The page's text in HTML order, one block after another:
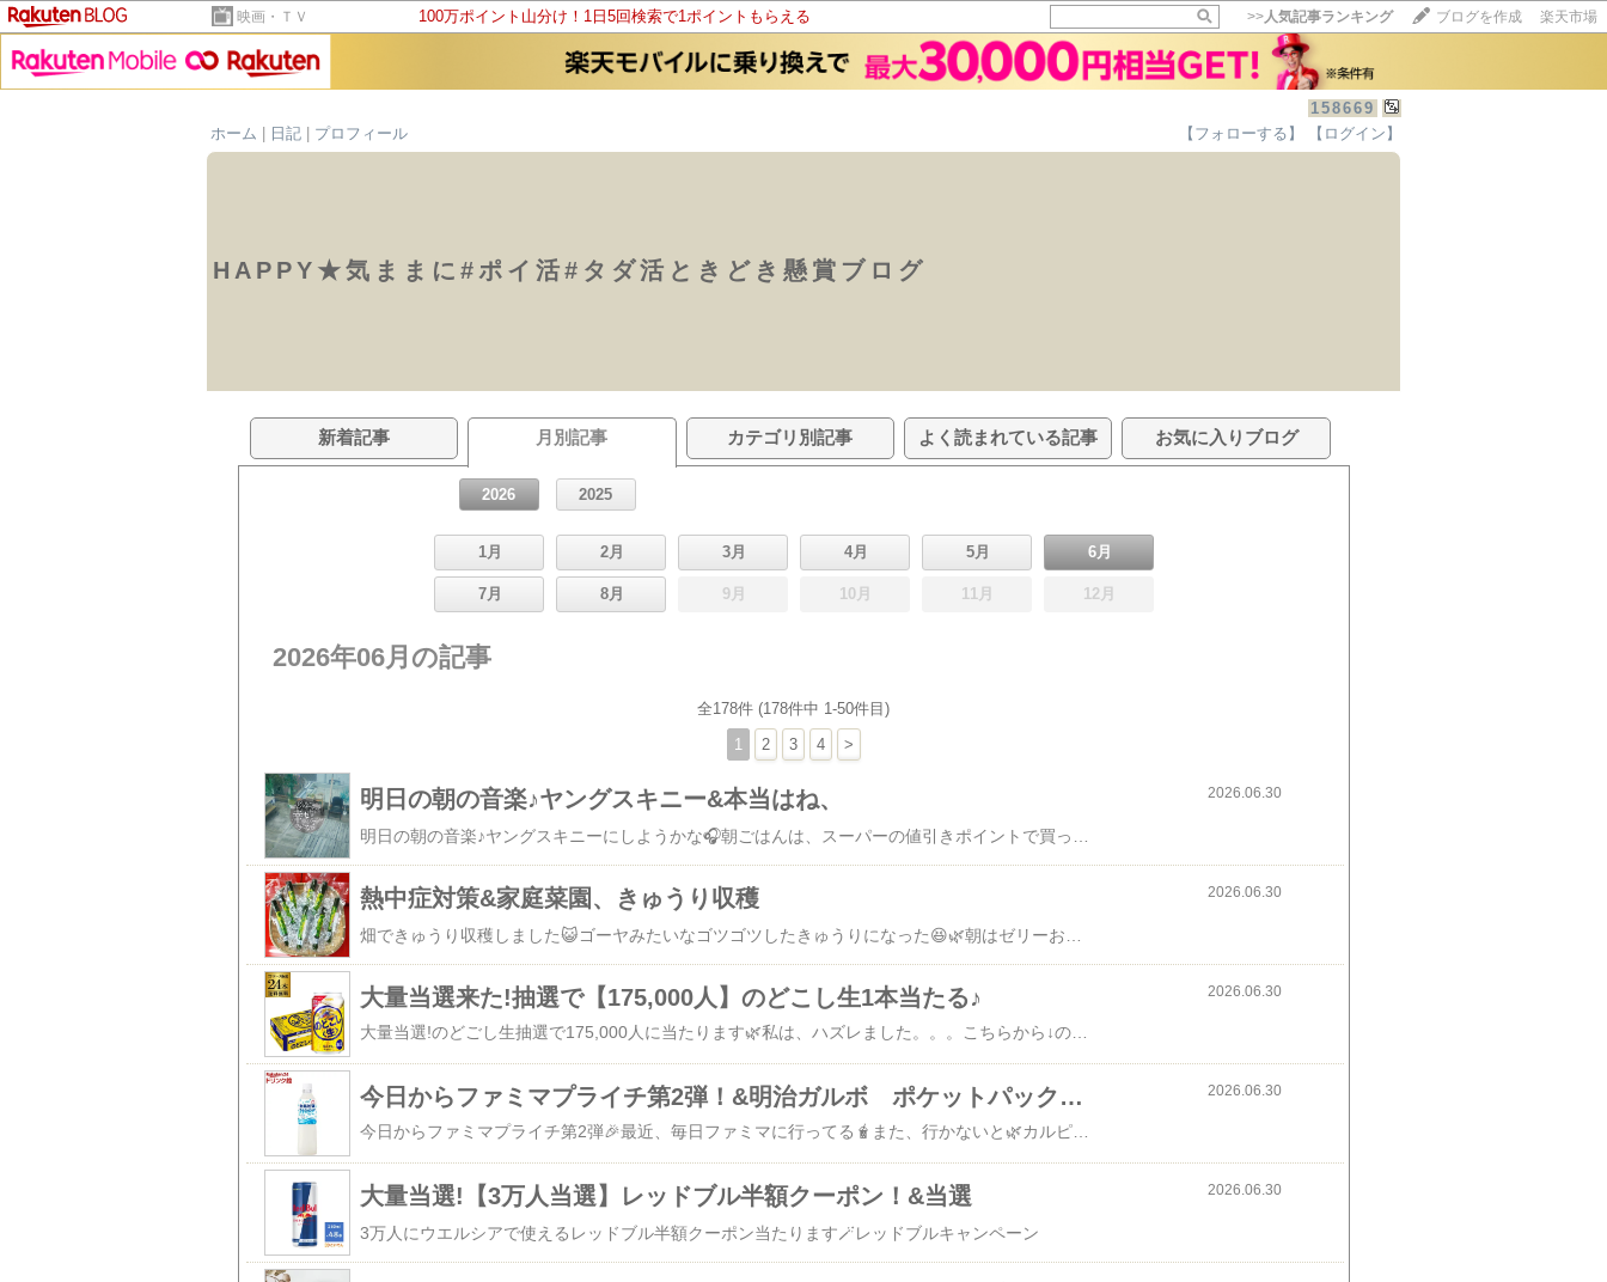
映画・ＴＶ 100万ポイント山分け！1日5回検索で1ポイントもらえる >>人気記事ランキング ブログを作成 楽天市場
158669
ホーム
日記 プロフィール 【フォローする】 【ログイン】
HAPPY★気ままに#ポイ活#タダ活ときどき懸賞ブログ
新着記事 月別記事 カテゴリ別記事 よく読まれている記事 お気に入りブログ
2026 2025
1月 2月 3月 4月 5月 6月
7月 8月 9月 10月 11月 12月
2026年06月の記事
全178件 (178件中 1-50件目)
1 2 3 4 >
明日の朝の音楽♪ヤングスキニー&本当はね、 2026.06.30
熱中症対策&家庭菜園、きゅうり収穫 2026.06.30
大量当選来た!抽選で【175,000人】のどこし生1本当たる♪
大量当選!のどごし生抽選で175,000人に当たります🌿私は、ハズレました。。。こちらから↓のどごし生の1本、当たる♪↓広告
2026.06.30
今日からファミマプライチ第2弾！&明治ガルボ ポケットパック、カルピスウォーター
今日からファミマプライチ第2弾🎉最近、毎日ファミマに行ってる🧋また、行かないと🌿カルピスウォーター、欲しいな🌟★ギフトコード 6a86iy10e4of3xji2お友達紹介キャンペーン実施中！ ファミリーマートでご利用いただける【お友だち紹介特典！】ファミマポイント100円相当がもらえるギフトコード 【キャンペーン期間】 2026年06月01日～2026年08月31日 【特典の獲得方法】 ①ファミマのアプリをダウンロードして、アプリ画面右下「サービス」内の「ギフトを受け取る」から、下記のギフトコードを入力して、特典を受け取る。 ※キャンペーン期間中にアプリをダウンロードし、会員登録をする必要がございます。 ※特典は会員登録をしてから6日以内に受け取る必要がございます。 ②特典を受け取り後、10日以内にファミリーマートでアプリを提示してお買い物をする。 ※10日間を超過した場合、紹介者は特典を受け取ることが出来ません。 ・ギフトコード 6a86iy10e4of3xji2
2026.06.30
大量当選!【3万人当選】レッドブル半額クーポン！&当選
3万人にウエルシアで使えるレッドブル半額クーポン当たります🪄レッドブルキャンペーン
2026.06.30